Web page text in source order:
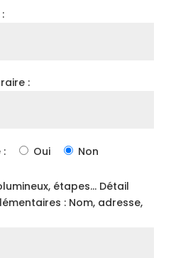
:
: Oui Non
étapes... Détail
: Nom, adresse,